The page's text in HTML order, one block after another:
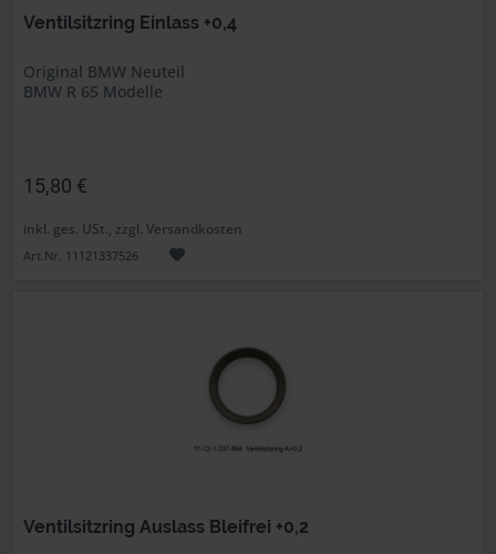
Ventilsitzring Einlass +0,4
Original BMW Neuteil
BMW R 65 Modelle
15,80 €
inkl. ges. USt., zzgl. Versandkosten
Art.Nr. 11121337526
Ventilsitzring Auslass Bleifrei +0,2